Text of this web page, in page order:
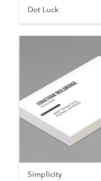
Dot Luck
Simplicity